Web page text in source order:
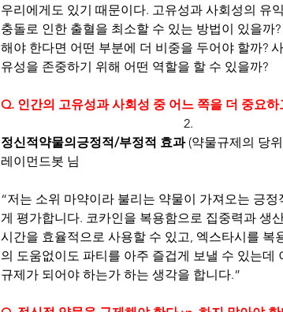
우리에게도 있기 때문이다. 고유성과 사회성의 유
충돌로 인한 출혈을 최소할 수 있는 방법이 있을까
해야 한다면 어떤 부분에 더 비중을 두어야 할까?
유성을 존중하기 위해 어떤 역할을 할 수 있을까?
Q. 인간의 고유성과 사회성 중 어느 쪽을 더 중요
정신적약물의긍정적/부정적 효과 (약물규제의 당
레이먼드봇 님
“저는 소위 마약이라 불리는 약물이 가져오는 긍정
게 평가합니다. 코카인을 복용함으로 집중력과 생
시간을 효율적으로 사용할 수 있고, 엑스타시를 복
의 도움없이도 파티를 아주 즐겁게 보낼 수 있는데
규제가 되어야 하는가 하는 생각을 합니다.”